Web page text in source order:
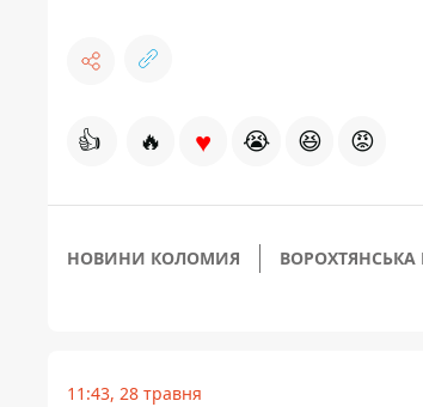
👍 🔥 ♥ 😭 😆 😡
НОВИНИ КОЛОМИЯ
11:43, 28 травня